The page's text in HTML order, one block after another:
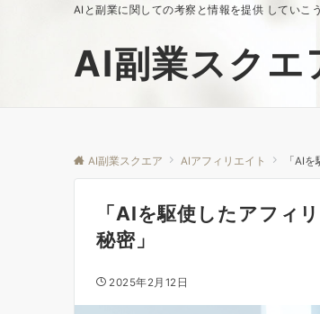
AIと副業に関しての考察と情報を提供 していこ
AI副業スクエ
AI副業スクエア AIアフィリエイト 「AI
「AIを駆使したアフィ
秘密」
2025年2月12日